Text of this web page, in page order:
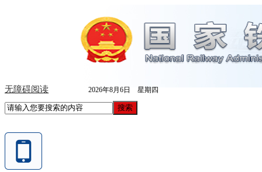
无障碍阅读 2026年8月6日 星期四